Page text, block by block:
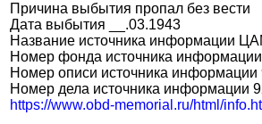
Причина выбытия пропал без вести
Дата выбытия __.03.1943
Название источника информации
Номер фонда источника
Номер описи источника информации
Номер дела источника информации
https://www.obd-memorial.ru/html/